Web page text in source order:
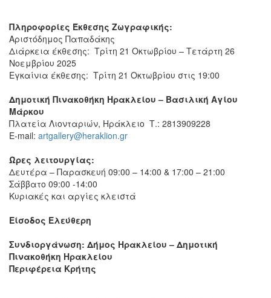
Πληροφορίες Έκθεσης Ζωγραφικής:
Αριστόδημος Παπαδάκης
Διάρκεια έκθεσης: Τρίτη 21 Οκτωβρίου – Τετάρτη 26
Νοεμβρίου 2025
Εγκαίνια έκθεσης: Τρίτη 21 Οκτωβρίου στις 19:00
Δημοτική Πινακοθήκη Ηρακλείου – Βασιλική Αγίου
Μάρκου
Πλατεία Λιονταριών, Ηράκλειο Τ.: 2813909228
E-mail: artgallery@heraklion.gr
Ώρες λειτουργίας:
Δευτέρα – Παρασκευή 09:00 – 14:00 & 17:00 – 21:00
Σάββατο 09:00 -14:00
Κυριακές και αργίες κλειστά
Είσοδος Ελεύθερη
Συνδιοργάνωση: Δήμος Ηρακλείου – Δημοτική
Πινακοθήκη Ηρακλείου
Περιφέρεια Κρήτης